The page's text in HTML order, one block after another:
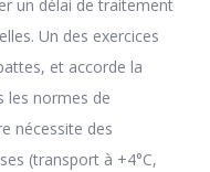
un délai de traitement
Un des exercices
et accorde la
les normes de
nécessite des
(transport à +4°C,